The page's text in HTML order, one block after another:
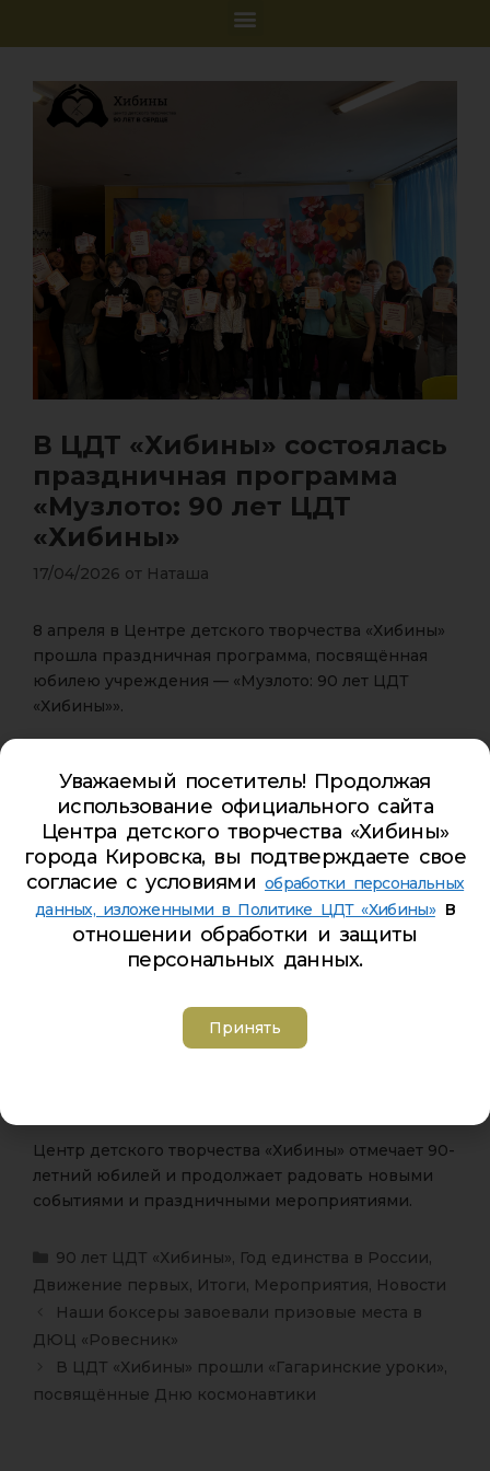
В ЦДТ «Хибины» состоялась
праздничная программа
«Музлото: 90 лет ЦДТ
«Хибины»
17/04/2026 от Наташа
8 апреля в Центре детского творчества «Хибины»
прошла праздничная программа, посвящённая
юбилею учреждения — «Музлото: 90 лет ЦДТ
«Хибины»».
праздника: приняли участие в музыкальном лото,
слушали популярные композиции, подпевали и
танцевали. Программа способствовала созданию
позитивного настроения, подарила участникам
яркие эмоции и вдохновение.
По итогам мероприятия всем участникам были
вручены дипломы и сертификаты, которые стали
Благодарим обучающихся и педагогов за
Центр детского творчества «Хибины» отмечает 90-
летний юбилей и продолжает радовать новыми
событиями и праздничными мероприятиями.
90 лет ЦДТ «Хибины», Год единства в России,
Движение первых, Итоги, Мероприятия, Новости
Наши боксеры завоевали призовые места в
ДЮЦ «Ровесник»
В ЦДТ «Хибины» прошли «Гагаринские уроки»,
посвящённые Дню космонавтики
Уважаемый посетитель! Продолжая
использование официального сайта
Центра детского творчества «Хибины»
города Кировска, вы подтверждаете свое
согласие с условиями обработки персональных
данных, изложенными в Политике ЦДТ «Хибины»в
отношении обработки и защиты
персональных данных.
Принять